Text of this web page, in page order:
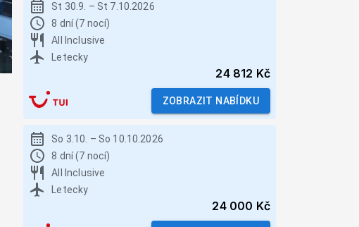
St 30.9. – St 7.10.2026
8 dní (7 nocí)
All Inclusive
Letecky
24 812 Kč
ZOBRAZIT NABÍDKU
So 3.10. – So 10.10.2026
8 dní (7 nocí)
All Inclusive
Letecky
24 000 Kč